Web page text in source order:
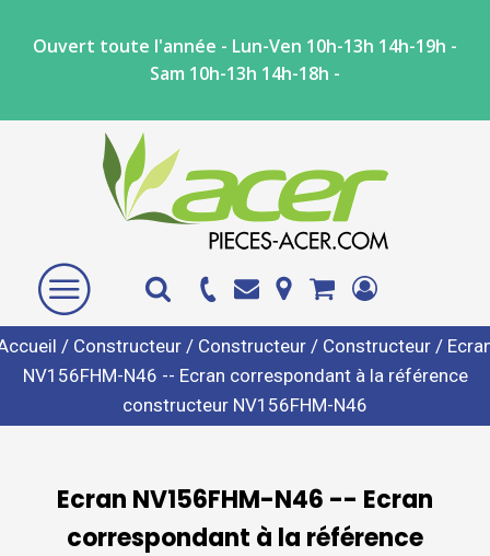
Ouvert toute l'année - Lun-Ven 10h-13h 14h-19h -
Sam 10h-13h 14h-18h -
/ Constructeur / Constructeur / Constructeur /
NV156FHM-N46 -- Ecran correspondant à la référence
constructeur NV156FHM-N46
Ecran NV156FHM-N46 -- Ecran
correspondant à la référence